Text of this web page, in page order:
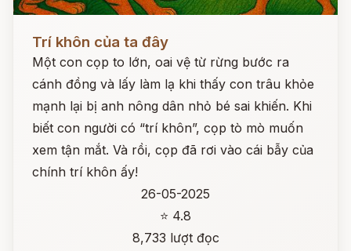
Trí khôn của ta đây
Một con cọp to lớn, oai vệ từ rừng bước ra
cánh đồng và lấy làm lạ khi thấy con trâu khỏe
mạnh lại bị anh nông dân nhỏ bé sai khiến. Khi
biết con người có “trí khôn”, cọp tò mò muốn
xem tận mắt. Và rồi, cọp đã rơi vào cái bẫy của
chính trí khôn ấy!
26-05-2025
⭐ 4.8
8,733 lượt đọc